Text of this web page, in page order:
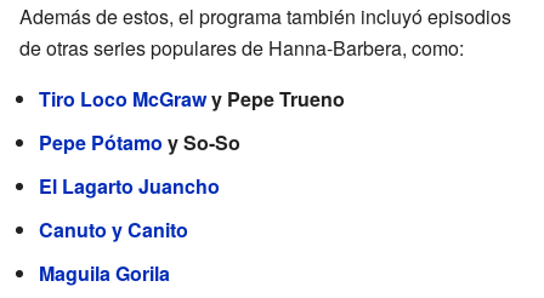
Además de estos, el programa también incluyó episodios
de otras series populares de Hanna-Barbera, como:
Tiro Loco McGrawy Pepe Trueno
Pepe Pótamo y So-So
El Lagarto Juancho
Canuto y Canito
Maguila Gorila